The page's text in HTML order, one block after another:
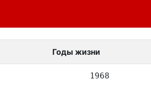
Годы жизни
1968